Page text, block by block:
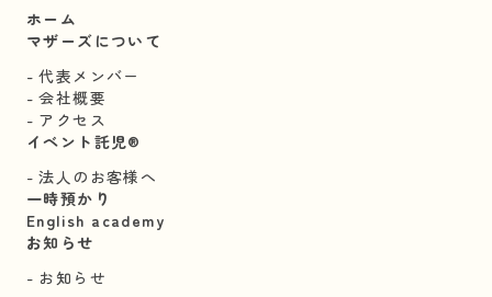
ホーム
マザーズについて
代表メンバー
会社概要
アクセス
イベント託児®︎
法人のお客様へ
一時預かり
English academy
お知らせ
お知らせ